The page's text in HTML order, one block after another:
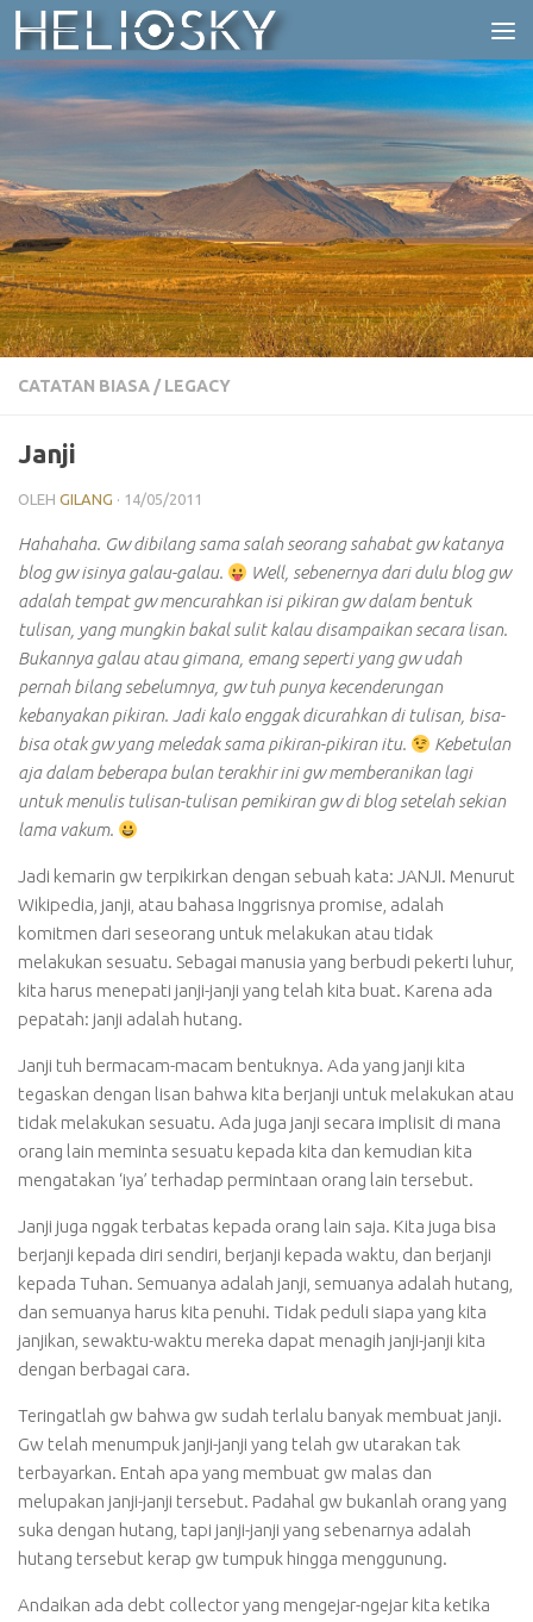
Skip to content
CATATAN BIASA / LEGACY
Janji
OLEH GILANG · 14/05/2011
Hahahaha. Gw dibilang sama salah seorang sahabat gw katanya
blog gw isinya galau-galau.
Well, sebenernya dari dulu blog gw
adalah tempat gw mencurahkan isi pikiran gw dalam bentuk
tulisan, yang mungkin bakal sulit kalau disampaikan secara lisan.
Bukannya galau atau gimana, emang seperti yang gw udah
pernah bilang sebelumnya, gw tuh punya kecenderungan
kebanyakan pikiran. Jadi kalo enggak dicurahkan di tulisan, bisa-
bisa otak gw yang meledak sama pikiran-pikiran itu.
Kebetulan
aja dalam beberapa bulan terakhir ini gw memberanikan lagi
untuk menulis tulisan-tulisan pemikiran gw di blog setelah sekian
lama vakum.
Jadi kemarin gw terpikirkan dengan sebuah kata: JANJI. Menurut
Wikipedia, janji, atau bahasa Inggrisnya promise, adalah
komitmen dari seseorang untuk melakukan atau tidak
melakukan sesuatu. Sebagai manusia yang berbudi pekerti luhur,
kita harus menepati janji-janji yang telah kita buat. Karena ada
pepatah: janji adalah hutang.
Janji tuh bermacam-macam bentuknya. Ada yang janji kita
tegaskan dengan lisan bahwa kita berjanji untuk melakukan atau
tidak melakukan sesuatu. Ada juga janji secara implisit di mana
orang lain meminta sesuatu kepada kita dan kemudian kita
mengatakan ‘iya’ terhadap permintaan orang lain tersebut.
Janji juga nggak terbatas kepada orang lain saja. Kita juga bisa
berjanji kepada diri sendiri, berjanji kepada waktu, dan berjanji
kepada Tuhan. Semuanya adalah janji, semuanya adalah hutang,
dan semuanya harus kita penuhi. Tidak peduli siapa yang kita
janjikan, sewaktu-waktu mereka dapat menagih janji-janji kita
dengan berbagai cara.
Teringatlah gw bahwa gw sudah terlalu banyak membuat janji.
Gw telah menumpuk janji-janji yang telah gw utarakan tak
terbayarkan. Entah apa yang membuat gw malas dan
melupakan janji-janji tersebut. Padahal gw bukanlah orang yang
suka dengan hutang, tapi janji-janji yang sebenarnya adalah
hutang tersebut kerap gw tumpuk hingga menggunung.
Andaikan ada debt collector yang mengejar-ngejar kita ketika